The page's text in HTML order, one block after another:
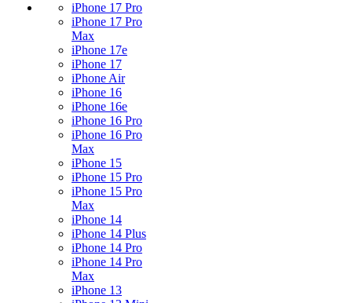
iPhone 17 Pro
iPhone 17 Pro
Max
iPhone 17e
iPhone 17
iPhone Air
iPhone 16
iPhone 16e
iPhone 16 Pro
iPhone 16 Pro
Max
iPhone 15
iPhone 15 Pro
iPhone 15 Pro
Max
iPhone 14
iPhone 14 Plus
iPhone 14 Pro
iPhone 14 Pro
Max
iPhone 13